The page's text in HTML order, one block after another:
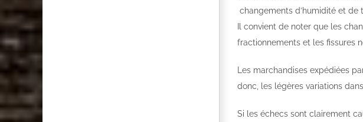
changements d’humidité et
Il convient de noter que les
fractionnements et les fissures
Les marchandises expédiées
donc, les légères variations
Si les échecs sont clairement